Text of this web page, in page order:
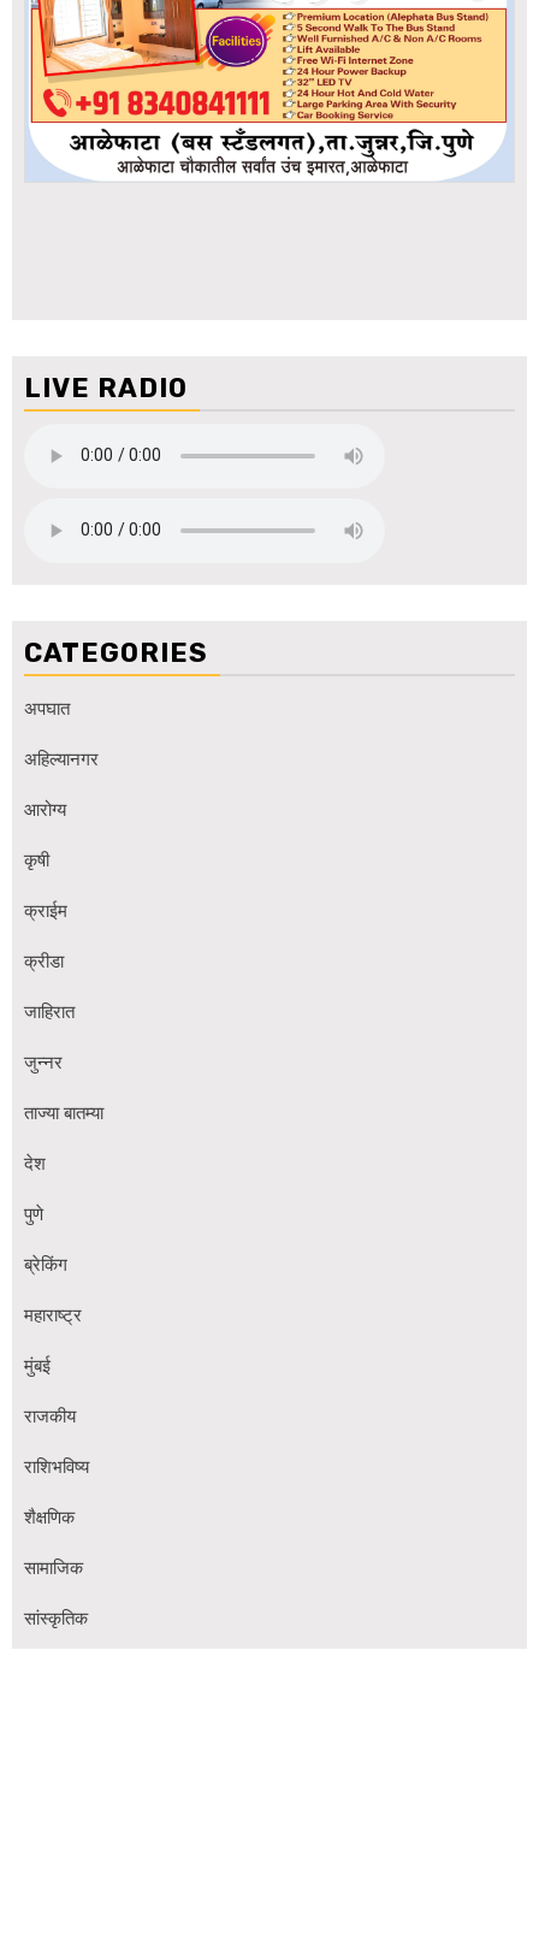
LIVE RADIO
CATEGORIES
अपघात
अहिल्यानगर
आरोग्य
कृषी
क्राईम
क्रीडा
जाहिरात
जुन्नर
ताज्या बातम्या
देश
पुणे
ब्रेकिंग
महाराष्ट्र
मुंबई
राजकीय
राशिभविष्य
शैक्षणिक
सामाजिक
सांस्कृतिक